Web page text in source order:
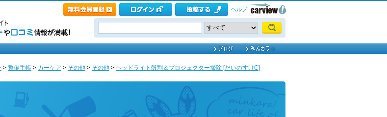
ヘルプ
> 整備手帳 > カーケア > その他 > その他 > ヘッドライト殻割＆プロジェクター掃除 [だいのすけC]